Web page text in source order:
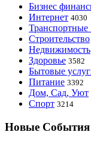
Бизнес
Интернет 4030
Транспортные
Строительство
Недвижимость
Здоровье 3582
Бытовые
Питание 3392
Дом, Сад, Уют
Спорт 3214
Новые События